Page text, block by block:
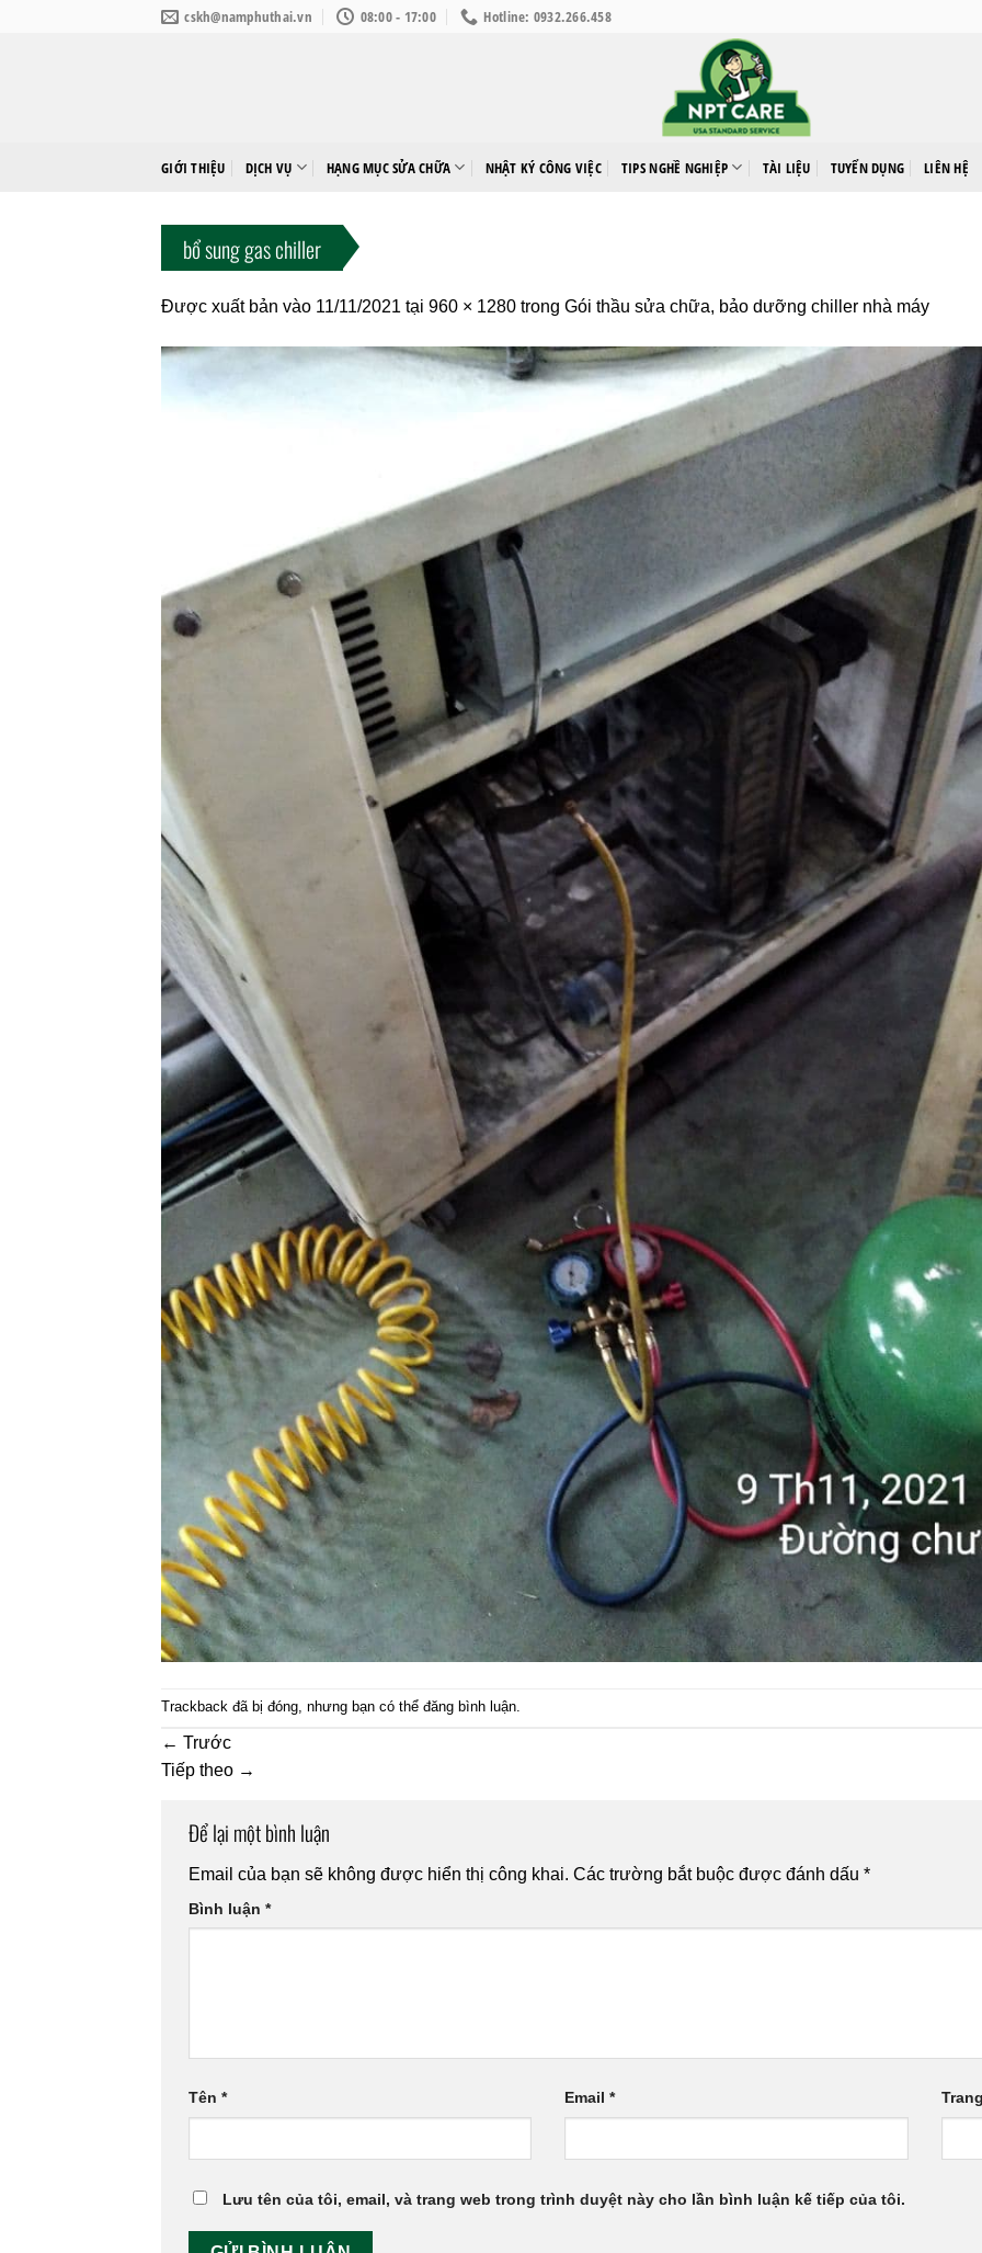
cskh@namphuthai.vn 08:00 - 17:00 Hotline: 0932.266.458
GIỚI THIỆU DỊCH VỤ HẠNG MỤC SỬA CHỮA NHẬT KÝ CÔNG VIỆC TIPS NGHỀ NGHIỆP TÀI LIỆU TUYỂN DỤNG LIÊN HỆ
bổ sung gas chiller
Được xuất bản vào 11/11/2021 tại 960 × 1280 trong Gói thầu sửa chữa, bảo dưỡng chiller nhà máy
Trackback đã bị đóng, nhưng bạn có thể đăng bình luận.
← Trước
Tiếp theo →
Để lại một bình luận
Email của bạn sẽ không được hiển thị công khai. Các trường bắt buộc được đánh dấu *
Bình luận *
Tên * Email*
Lưu tên của tôi, email, và trang web trong trình duyệt này cho lần bình luận kế tiếp của tôi.